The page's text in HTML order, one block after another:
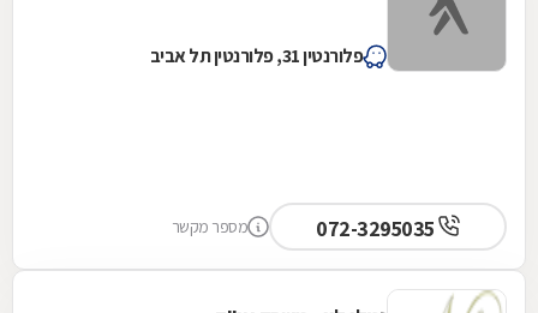
פלורנטין 31, פלורנטין תל אביב
מספר מקשר